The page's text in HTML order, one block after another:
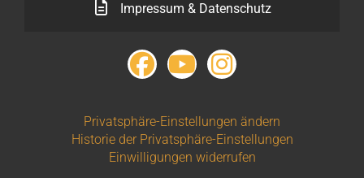
Impressum & Datenschutz
Privatsphäre-Einstellungen ändern
Historie der Privatsphäre-Einstellungen
Einwilligungen widerrufen